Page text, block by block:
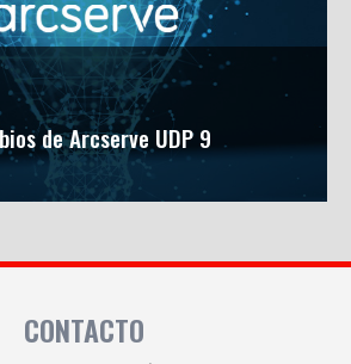
de Arcserve UDP 9
CONTACTO